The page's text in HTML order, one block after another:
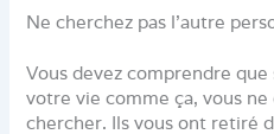
Ne cherchez pas l’autre
Vous devez comprendre que
votre vie comme ça, vous ne
chercher. Ils vous ont retiré